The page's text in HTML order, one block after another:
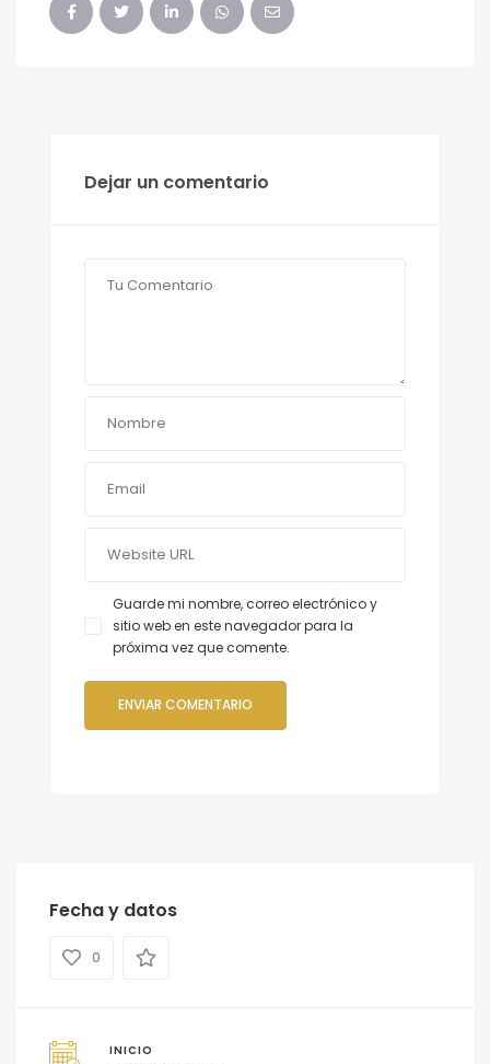
Dejar un comentario
Guarde mi nombre, correo electrónico y
sitio web en este navegador para la
próxima vez que comente.
Fecha y datos
0
INICIO